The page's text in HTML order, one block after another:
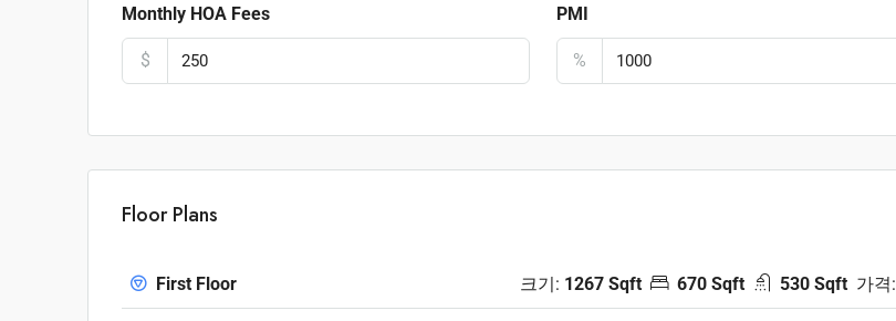
Monthly HOA Fees
$
PMI
%
Floor Plans
First Floor 크기: 1267 Sqft 670 Sqft 530 Sqft 가격: